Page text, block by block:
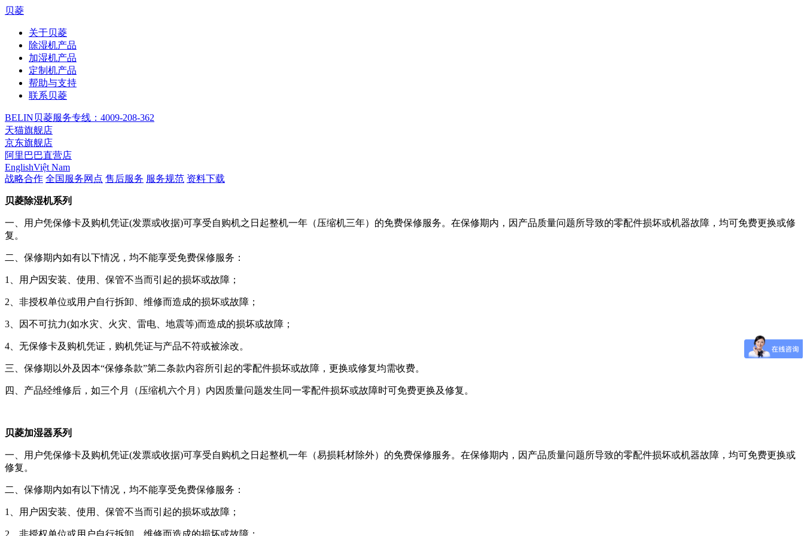
贝菱
关于贝菱
除湿机产品
加湿机产品
定制机产品
帮助与支持
联系贝菱
BELIN贝菱服务专线：4009-208-362
天猫旗舰店
京东旗舰店
阿里巴巴直营店
EnglishViệt Nam
战略合作 全国服务网点 售后服务 服务规范 资料下载
贝菱除湿机系列
一、用户凭保修卡及购机凭证(发票或收据)可享受自购机之日起整机一年（压缩机三年）的免费保修服务。在保修期内，因产品质量问题所导致的零配件损坏或机器故障，均可免费更换或修
复。
二、保修期内如有以下情况，均不能享受免费保修服务：
1、用户因安装、使用、保管不当而引起的损坏或故障；
2、非授权单位或用户自行拆卸、维修而造成的损坏或故障；
3、因不可抗力(如水灾、火灾、雷电、地震等)而造成的损坏或故障；
4、无保修卡及购机凭证，购机凭证与产品不符或被涂改。
三、保修期以外及因本“保修条款”第二条款内容所引起的零配件损坏或故障，更换或修复均需收费。
四、产品经维修后，如三个月（压缩机六个月）内因质量问题发生同一零配件损坏或故障时可免费更换及修复。
贝菱加湿器系列
一、用户凭保修卡及购机凭证(发票或收据)可享受自购机之日起整机一年（易损耗材除外）的免费保修服务。在保修期内，因产品质量问题所导致的零配件损坏或机器故障，均可免费更换或
修复。
二、保修期内如有以下情况，均不能享受免费保修服务：
1、用户因安装、使用、保管不当而引起的损坏或故障；
2、非授权单位或用户自行拆卸、维修而造成的损坏或故障；